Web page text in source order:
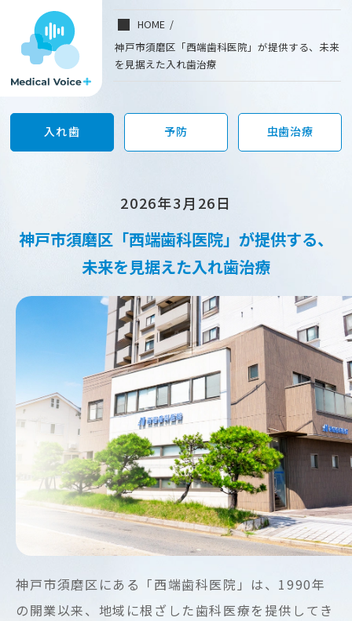
端
る、
未
来
見
据
え
た
入
れ
歯
治
療
HOME /
神戸市須磨区「西端歯科医院」が提供する、未来
を見据えた入れ歯治療
入れ歯 予防 虫歯治療
2026年3月26日
神戸市須磨区 「西端歯科医院」が提供する、
未来を見据えた入れ歯治療
神戸市須磨区にある「西端歯科医院」は、1990年
の開業以来、地域に根ざした歯科医療を提供してき